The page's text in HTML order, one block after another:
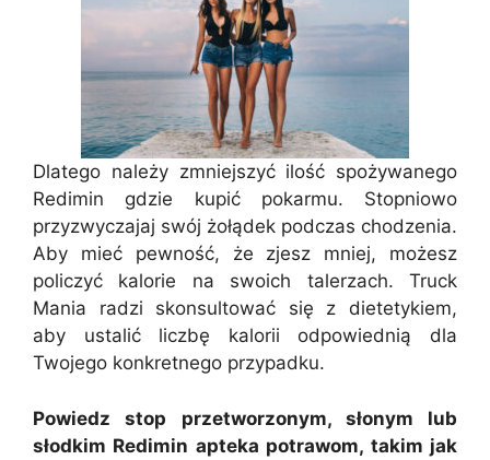
Dlatego należy zmniejszyć ilość spożywanego
Redimin gdzie kupić pokarmu. Stopniowo
przyzwyczajaj swój żołądek podczas chodzenia.
Aby mieć pewność, że zjesz mniej, możesz
policzyć kalorie na swoich talerzach. Truck
Mania radzi skonsultować się z dietetykiem,
aby ustalić liczbę kalorii odpowiednią dla
Twojego konkretnego przypadku.
Powiedz stop przetworzonym, słonym lub
słodkim Redimin apteka potrawom, takim jak